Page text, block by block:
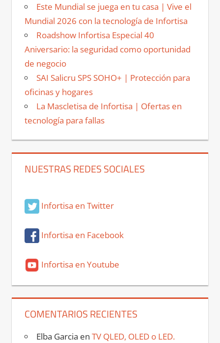
Este Mundial se juega en tu casa | Vive el
Mundial 2026 con la tecnología de Infortisa
Roadshow Infortisa Especial 40
Aniversario: la seguridad como oportunidad
de negocio
SAI Salicru SPS SOHO+ | Protección para
oficinas y hogares
La Mascletisa de Infortisa | Ofertas en
tecnología para fallas
NUESTRAS REDES SOCIALES
Infortisa en Twitter
Infortisa en Facebook
Infortisa en Youtube
COMENTARIOS RECIENTES
Elba Garcia en TV QLED, OLED o LED.